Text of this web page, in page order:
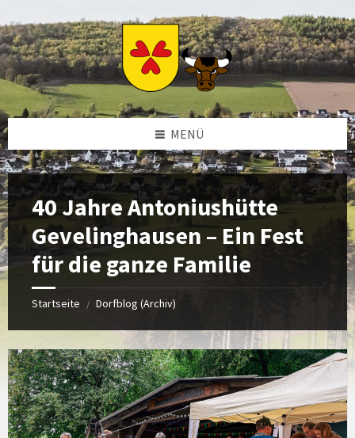
Inhalt
springen
linken
Sidebar
springen
rechten
Sidebar
springen
Footer
springen
MENÜ
40 Jahre Antoniushütte
Gevelinghausen – Ein Fest
für die ganze Familie
Startseite / Dorfblog (Archiv)